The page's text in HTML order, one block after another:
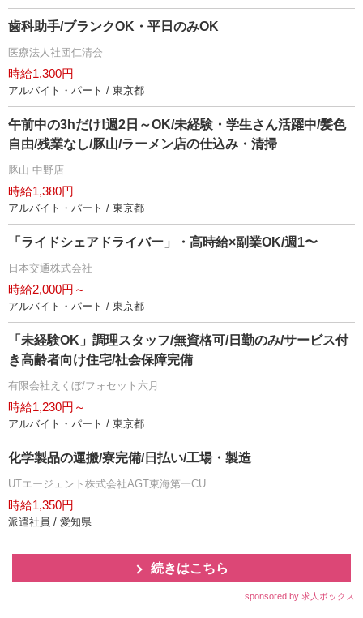
歯科助手/ブランクOK・平日のみOK
医療法人社団仁清会
時給1,300円
アルバイト・パート / 東京都
午前中の3hだけ!週2日～OK/未経験・学生さん活躍中/髪色
自由/残業なし/豚山/ラーメン店の仕込み・清掃
豚山 中野店
時給1,380円
アルバイト・パート / 東京都
「ライドシェアドライバー」・高時給×副業OK/週1〜
日本交通株式会社
時給2,000円～
アルバイト・パート / 東京都
「未経験OK」調理スタッフ/無資格可/日勤のみ/サービス付
き高齢者向け住宅/社会保障完備
有限会社えくぼ/フォセット六月
時給1,230円～
アルバイト・パート / 東京都
化学製品の運搬/寮完備/日払い/工場・製造
UTエージェント株式会社AGT東海第一CU
時給1,350円
派遣社員 / 愛知県
続きはこちら
sponsored by 求人ボックス